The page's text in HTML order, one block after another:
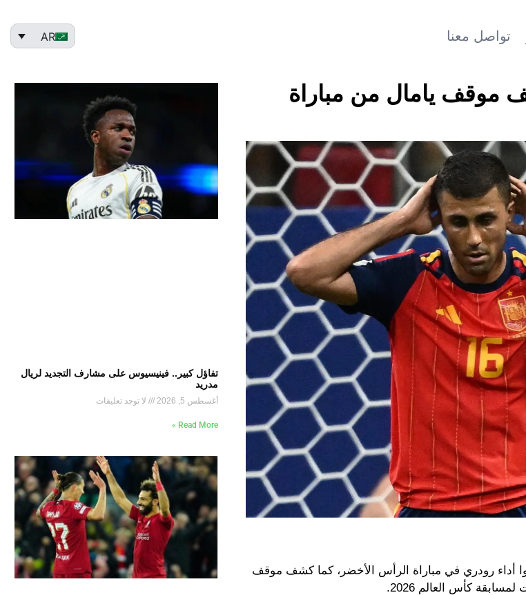
تواصل معنا AR
موقف يامال من مباراة
أداء رودري في مباراة الرأس الأخضر، كما كشف موقف
كأس العالم 2026.
تفاؤل كبير.. فينيسيوس على مشارف التجديد لريال
مدريد
أغسطس 5, 2026 لا توجد تعليقات
Read More »